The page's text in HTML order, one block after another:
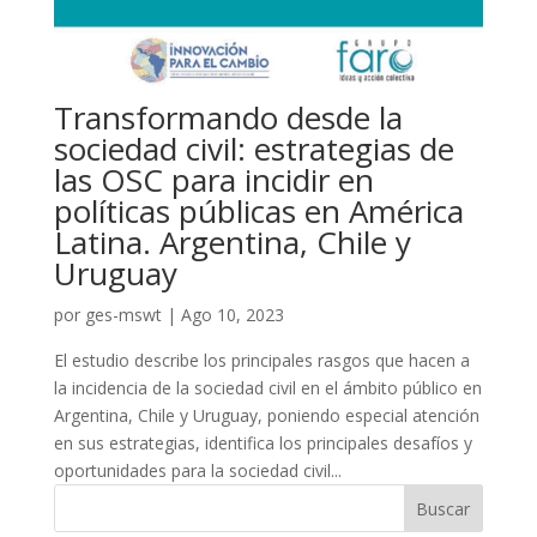
Transformando desde la
sociedad civil: estrategias de
las OSC para incidir en
políticas públicas en América
Latina. Argentina, Chile y
Uruguay
por ges-mswt| Ago 10, 2023
El estudio describe los principales rasgos que hacen a
la incidencia de la sociedad civil en el ámbito público en
Argentina, Chile y Uruguay, poniendo especial atención
en sus estrategias, identifica los principales desafíos y
oportunidades para la sociedad civil...
Buscar